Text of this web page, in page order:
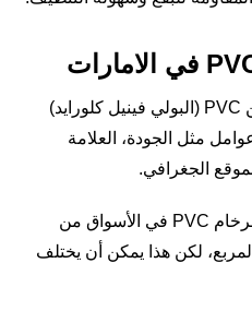
أسعار بديل الرخام المصنوع من PVC (البولي فينيل كلورايد)
مثل الجودة، العلامة
الجغرافي.
بشكل عام، يتراوح سعر بديل الرخام PVC في الأسواق من
المربع، لكن هذا يمكن أن يختلف